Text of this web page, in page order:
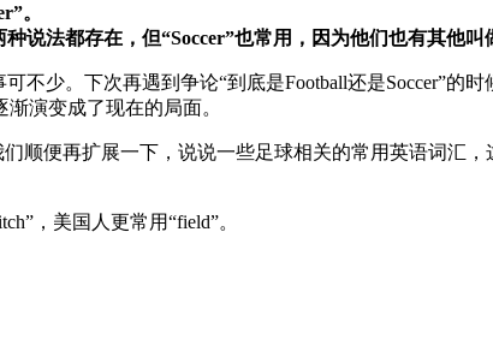
。
说法都存在，但“Soccer”也常用，因为他们也有其他叫
不少。下次再遇到争论“到底是Football还是Soccer”
演变成了现在的局面。
顺便再扩展一下，说说一些足球相关的常用英语词汇，
，美国人更常用“field”。